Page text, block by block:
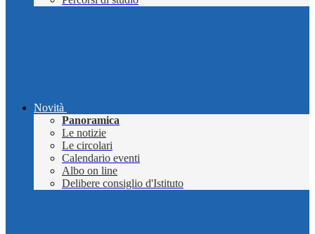
Novità
Panoramica
Le notizie
Le circolari
Calendario eventi
Albo on line
Delibere consiglio d'Istituto